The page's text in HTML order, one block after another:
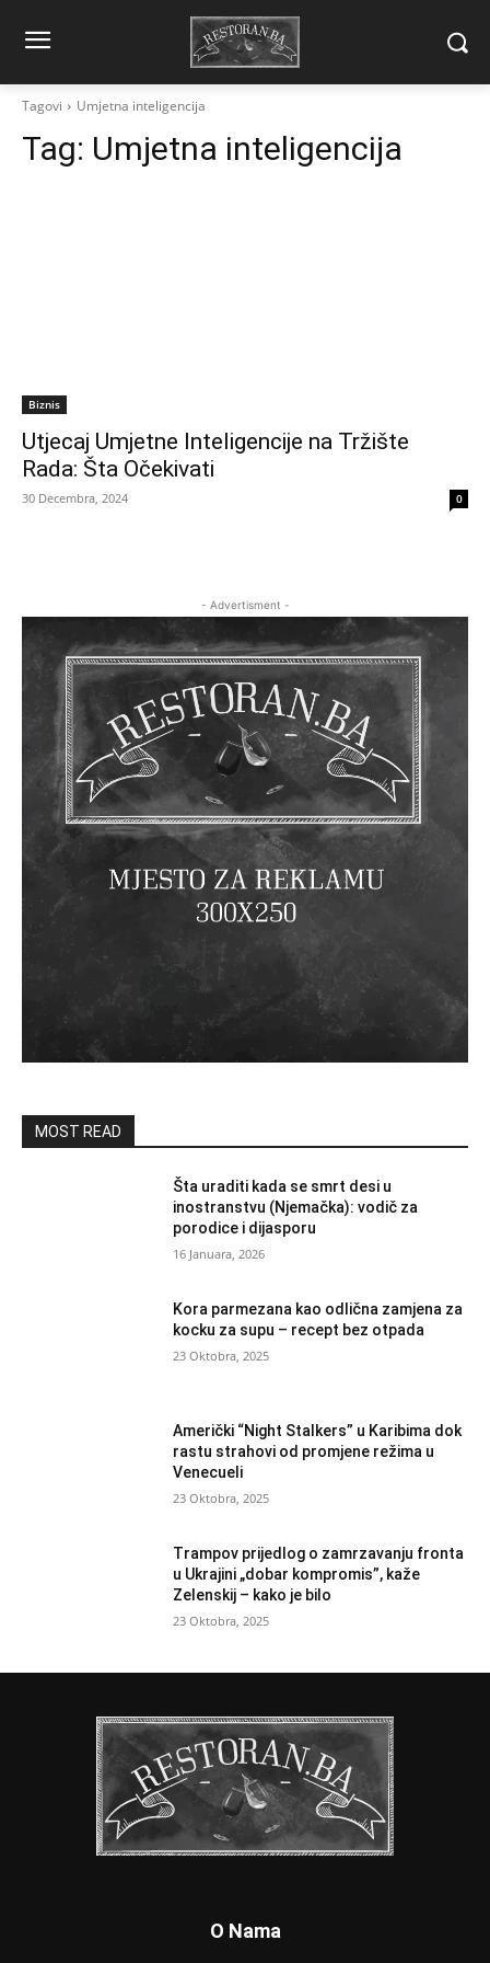
Tagovi Umjetna inteligencija
Tag: Umjetna inteligencija
Biznis
Utjecaj Umjetne Inteligencije na Tržište
Rada: Šta Očekivati
30 Decembra, 2024 0
- Advertisment -
MOST READ
Šta uraditi kada se smrt desi u
inostranstvu (Njemačka): vodič za
porodice i dijasporu
16 Januara, 2026
Kora parmezana kao odlična zamjena za
kocku za supu – recept bez otpada
23 Oktobra, 2025
Američki “Night Stalkers” u Karibima dok
rastu strahovi od promjene režima u
Venecueli
23 Oktobra, 2025
Trampov prijedlog o zamrzavanju fronta
u Ukrajini „dobar kompromis”, kaže
Zelenskij – kako je bilo
23 Oktobra, 2025
O Nama